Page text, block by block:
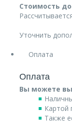
Стоимость
Уточнить
Оплата
Оплата
Вы можете
Картой
Также